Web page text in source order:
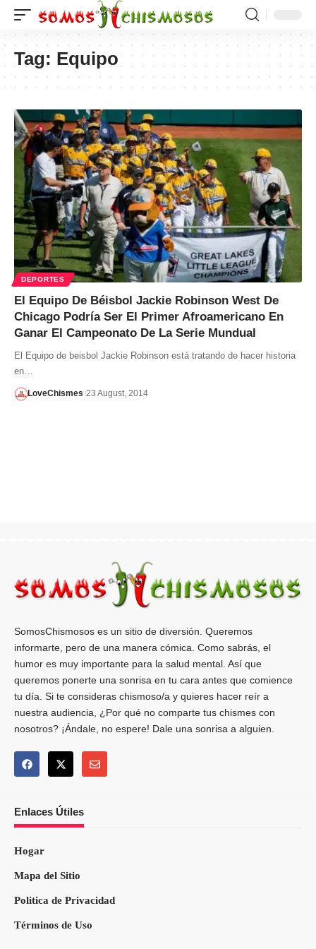
Tag: Equipo
DEPORTES
El Equipo De Béisbol Jackie Robinson West De
Chicago Podría Ser El Primer Afroamericano En
Ganar El Campeonato De La Serie Mundual
El Equipo de beisbol Jackie Robinson está tratando de hacer historia
en…
LoveChismes 23 August, 2014
SomosChismosos es un sitio de diversión. Queremos
informarte, pero de una manera cómica. Como sabrás, el
humor es muy importante para la salud mental. Así que
queremos ponerte una sonrisa en tu cara antes que comience
tu día. Si te consideras chismoso/a y quieres hacer reír a
nuestra audiencia, ¿Por qué no comparte tus chismes con
nosotros? ¡Ándale, no espere! Dale una sonrisa a alguien.
Enlaces Útiles
Hogar
Mapa del Sitio
Politica de Privacidad
Términos de Uso